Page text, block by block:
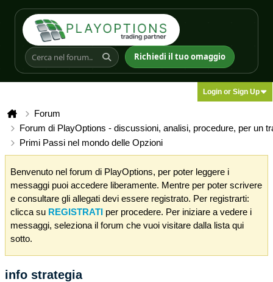
Richiedi il tuo omaggio
Login or Sign Up
Forum
Forum di PlayOptions - discussioni, analisi, procedure, per un
Primi Passi nel mondo delle Opzioni
Benvenuto nel forum di PlayOptions, per poter leggere i
messaggi puoi accedere liberamente. Mentre per poter scrivere
e consultare gli allegati devi essere registrato. Per registrarti:
clicca su REGISTRATI per procedere. Per iniziare a vedere i
messaggi, seleziona il forum che vuoi visitare dalla lista qui
sotto.
info strategia